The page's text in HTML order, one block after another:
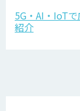
5G・AI・IoT
紹介